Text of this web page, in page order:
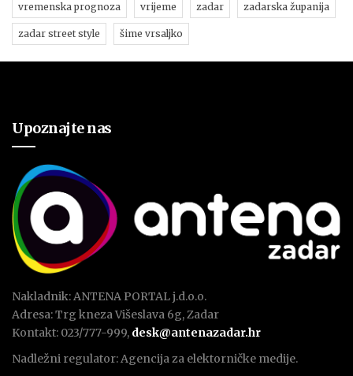
vremenska prognoza vrijeme zadar zadarska županija
zadar street style šime vrsaljko
Upoznajte nas
Nakladnik: ANTENA PORTAL j.d.o.o.
Adresa: Trg kneza Višeslava 6g, Zadar
Kontakt: 023/777-999, desk@antenazadar.hr
Nadležni regulator: Agencija za elektorničke medije.